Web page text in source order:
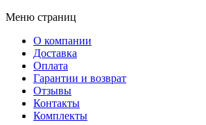
Меню страниц
О компании
Доставка
Оплата
Гарантии и возврат
Отзывы
Контакты
Комплекты